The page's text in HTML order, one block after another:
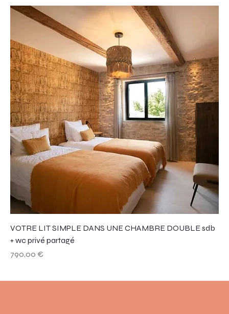
VOTRE LIT SIMPLE DANS UNE CHAMBRE DOUBLE sdb
+ wc privé partagé
Prix
790,00 €